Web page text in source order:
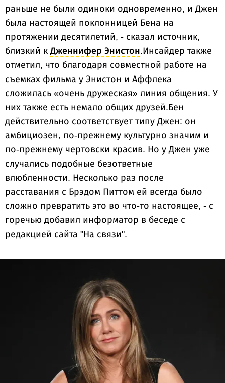
раньше не были одиноки одновременно, и Джен
была настоящей поклонницей Бена на
протяжении десятилетий, - сказал источник,
близкий кДженнифер Энистон.Инсайдер также
отметил, что благодаря совместной работе на
съемках фильма у Энистон и Аффлека
сложилась «очень дружеская» линия общения. У
них также есть немало общих друзей.Бен
действительно соответствует типу Джен: он
амбициозен, по-прежнему культурно значим и
по-прежнему чертовски красив. Но у Джен уже
случались подобные безответные
влюбленности. Несколько раз после
расставания с Брэдом Питтом ей всегда было
сложно превратить это во что-то настоящее, - с
горечью добавил информатор в беседе с
редакцией сайта "На связи".